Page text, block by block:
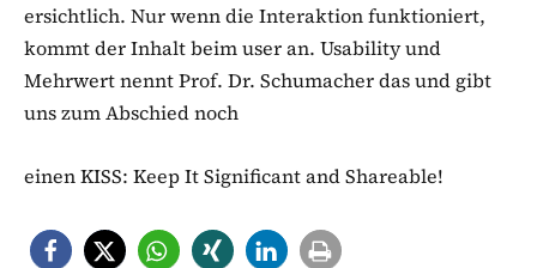
ersichtlich. Nur wenn die Interaktion funktioniert,
kommt der Inhalt beim user an. Usability und
Mehrwert nennt Prof. Dr. Schumacher das und gibt
uns zum Abschied noch
einen KISS: Keep It Significant and Shareable!